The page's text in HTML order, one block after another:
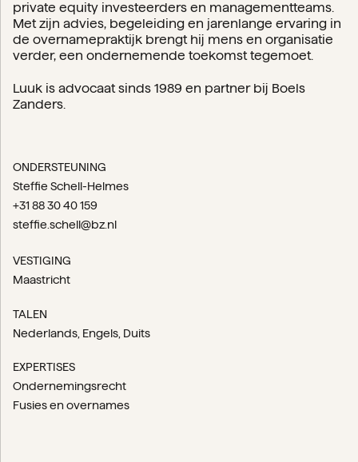
private equity investeerders en managementteams.
Met zijn advies, begeleiding en jarenlange ervaring in
de overnamepraktijk brengt hij mens en organisatie
verder, een ondernemende toekomst tegemoet.
Luuk is advocaat sinds 1989 en partner bij Boels
Zanders.
ONDERSTEUNING
Steffie Schell-Helmes
+31 88 30 40 159
steffie.schell@bz.nl
VESTIGING
Maastricht
TALEN
Nederlands Engels Duits
EXPERTISES
Ondernemingsrecht
Fusies en overnames